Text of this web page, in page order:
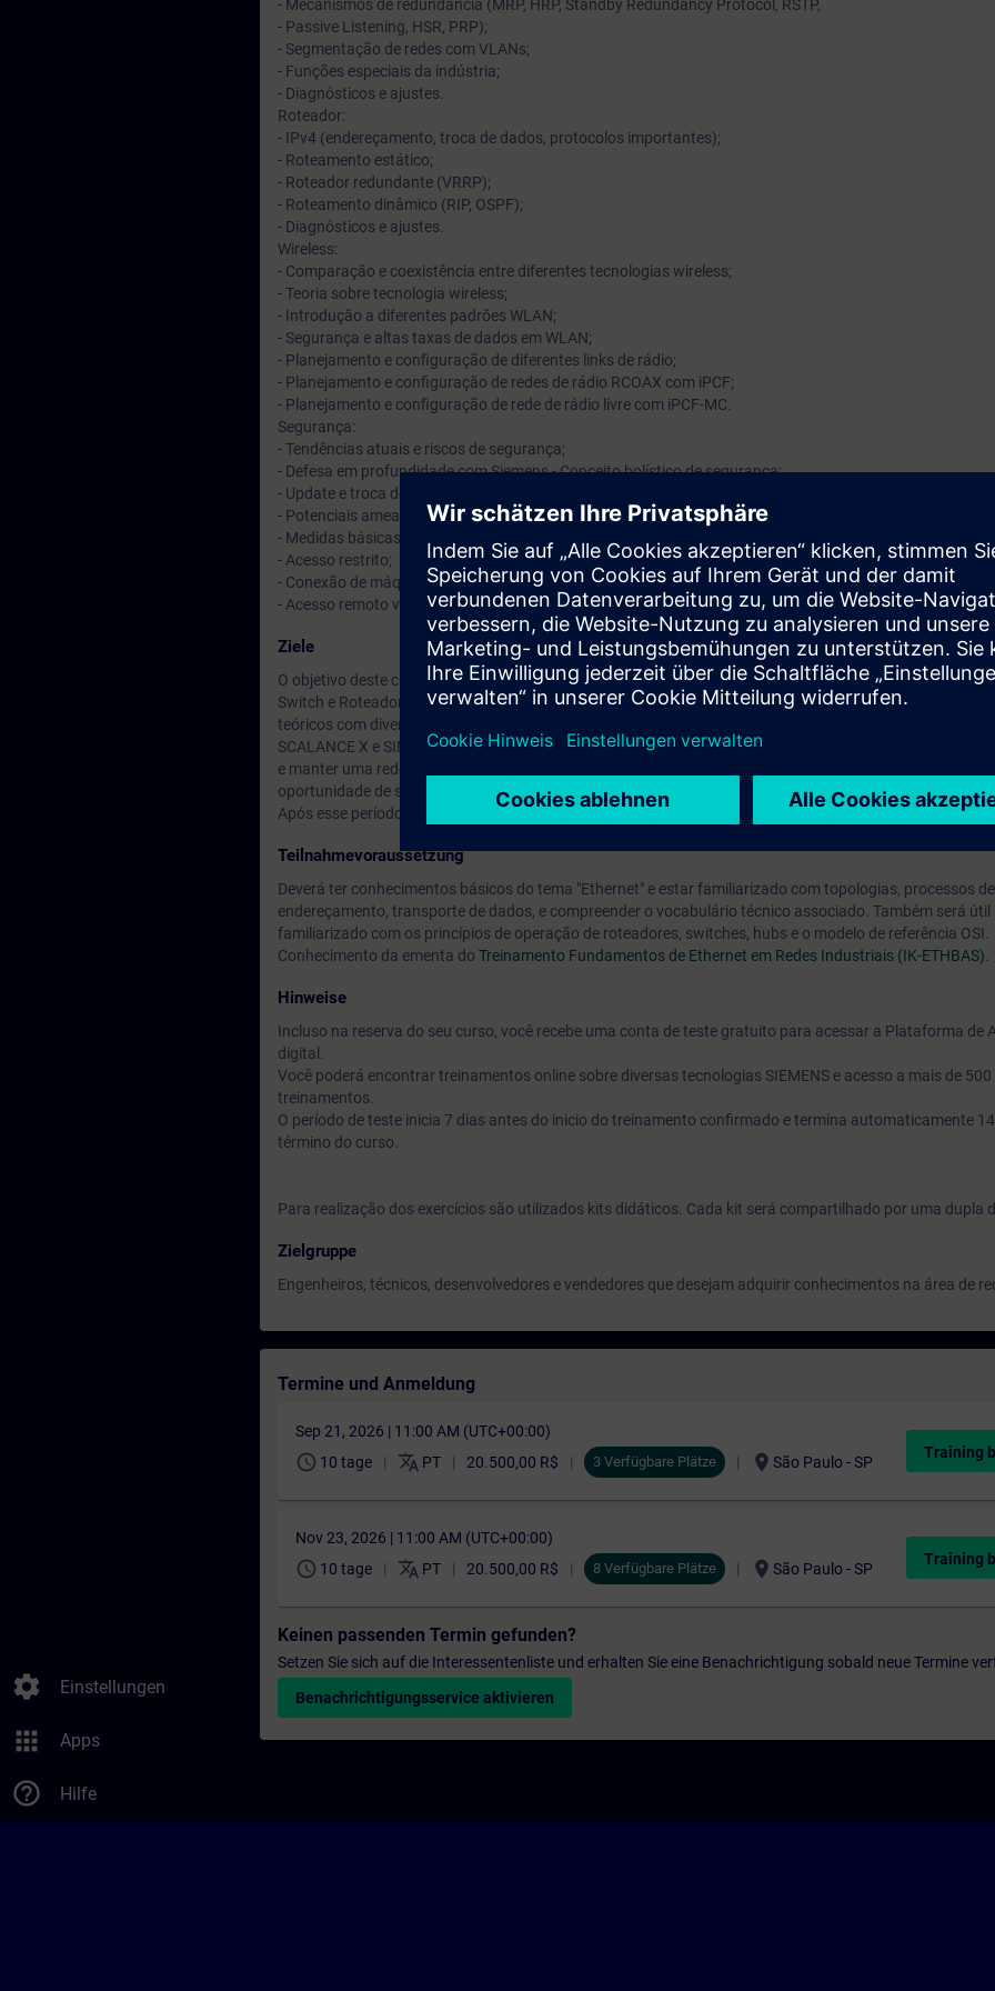
settings Einstellungen
apps Apps
help_outline Hilfe
industriais e aprenderá a colocar esses conceitos em prática.
- Mecanismos de redundância (MRP, HRP, Standby Redundancy Protocol, RSTP,
- Passive Listening, HSR, PRP);
- Segmentação de redes com VLANs;
- Funções especiais da indústria;
- Diagnósticos e ajustes.
Roteador:
- IPv4 (endereçamento, troca de dados, protocolos importantes);
- Roteamento estático;
- Roteador redundante (VRRP);
- Roteamento dinâmico (RIP, OSPF);
- Diagnósticos e ajustes.
Wireless:
- Comparação e coexistência entre diferentes tecnologias wireless;
- Teoria sobre tecnologia wireless;
- Introdução a diferentes padrões WLAN;
- Segurança e altas taxas de dados em WLAN;
- Planejamento e configuração de diferentes links de rádio;
- Planejamento e configuração de redes de rádio RCOAX com iPCF;
- Planejamento e configuração de rede de rádio livre com iPCF-MC.
Segurança:
- Tendências atuais e riscos de segurança;
- Defesa em profundidade com Siemens - Conceito holístico de segurança;
- Update e troca dos componentes de segurança;
- Potenciais ameaças nas redes;
- Medidas básicas de segurança (senhas, protocolos, etc.);
- Acesso restrito;
- Conexão de máquinas seriais em rede;
- Acesso remoto via VPN.
Ziele
O objetivo deste curso é fornecer a base de conhecimento sobre redes industriais. Nele você verá
Switch e Roteadores, e Segurança aplicada em redes industriais. Com esse curso, você combinará os
teóricos com diversos exercícios práticos realizados nos produtos Siemens para redes industriais como
SCALANCE X e SIMATIC NET. Com esse curso você terá os conhecimentos teóricos e práticas para
e manter uma rede industrial na sua planta. Ao final do curso você realizará um exame de certificação e
oportunidade de se tornar "Um Profissional certificado pela Siemens em Redes Industriais", com validade
Após esse período é necessário realizar a renovação da certificação.
Teilnahmevoraussetzung
Deverá ter conhecimentos básicos do tema "Ethernet" e estar familiarizado com topologias, processos
endereçamento, transporte de dados, e compreender o vocabulário técnico associado. Também será útil
familiarizado com os princípios de operação de roteadores, switches, hubs e o modelo de referência OSI.
Conhecimento da ementa do Treinamento Fundamentos de Ethernet em Redes Industriais (IK-ETHBAS).
Hinweise
Incluso na reserva do seu curso, você recebe uma conta de teste gratuito para acessar a Plataforma de
digital.
Você poderá encontrar treinamentos online sobre diversas tecnologias SIEMENS e acesso a mais de
treinamentos.
O período de teste inicia 7 dias antes do inicio do treinamento confirmado e termina automaticamente
término do curso.
Para realização dos exercícios são utilizados kits didáticos. Cada kit será compartilhado por uma dupla
Zielgruppe
Engenheiros, técnicos, desenvolvedores e vendedores que desejam adquirir conhecimentos na área de
Termine und Anmeldung
Sep 21, 2026 | 11:00 AM (UTC+00:00)
schedule 10 tage translate PT 20.500,00 R$ 3 Verfügbare Plätze location_on São Paulo - SP
Training
Nov 23, 2026 | 11:00 AM (UTC+00:00)
schedule 10 tage translate PT 20.500,00 R$ 8 Verfügbare Plätze location_on São Paulo - SP
Training
Keinen passenden Termin gefunden?
Setzen Sie sich auf die Interessentenliste und erhalten Sie eine Benachrichtigung sobald neue Termine
Benachrichtigungsservice aktivieren